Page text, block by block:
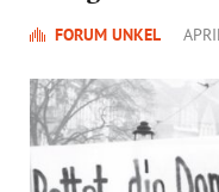
FORUM UNKEL